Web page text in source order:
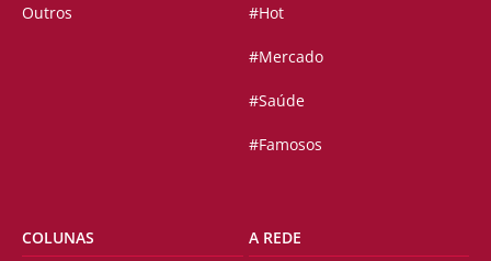
Outros #Hot
#Mercado
#Saúde
#Famosos
COLUNAS A REDE